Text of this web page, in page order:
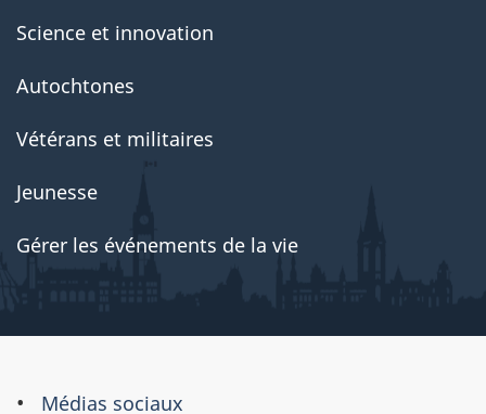
Science et innovation
Autochtones
Vétérans et militaires
Jeunesse
Gérer les événements de la vie
À
Médias sociaux